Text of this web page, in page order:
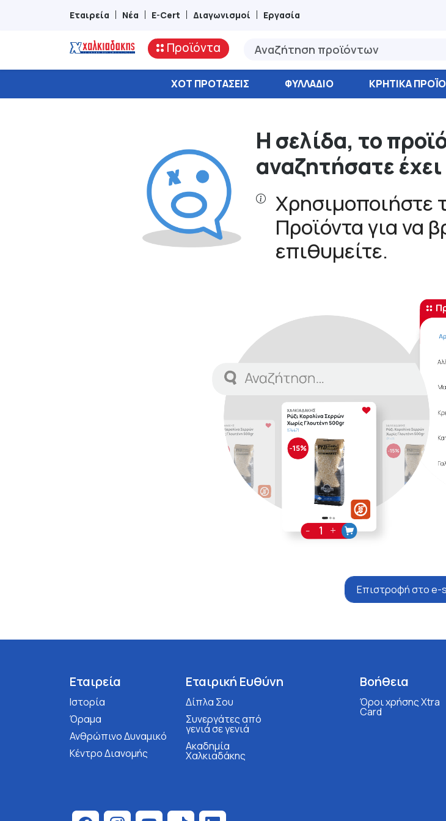
Εταιρεία Νέα E-Cert Διαγωνισμοί Εργασία
Προϊόντα
ΧΟΤ ΠΡΟΤΆΣΕΙΣ ΦΥΛΛΆΔΙΟ ΚΡΗΤΙΚΑ
Η σελίδα, το
αναζητήσατε
Χρησιμοποιήστε
Προϊόντα για να
επιθυμείτε.
Επιστροφή στο e-
Εταιρεία
Ιστορία
Όραμα
Ανθρώπινο Δυναμικό
Κέντρο Διανομής
Εταιρική Ευθύνη
Δίπλα Σου
Συνεργάτες από
γενιά σε γενιά
Ακαδημία
Χαλκιαδάκης
Βοήθεια
Όροι χρήσης Xtra
Card